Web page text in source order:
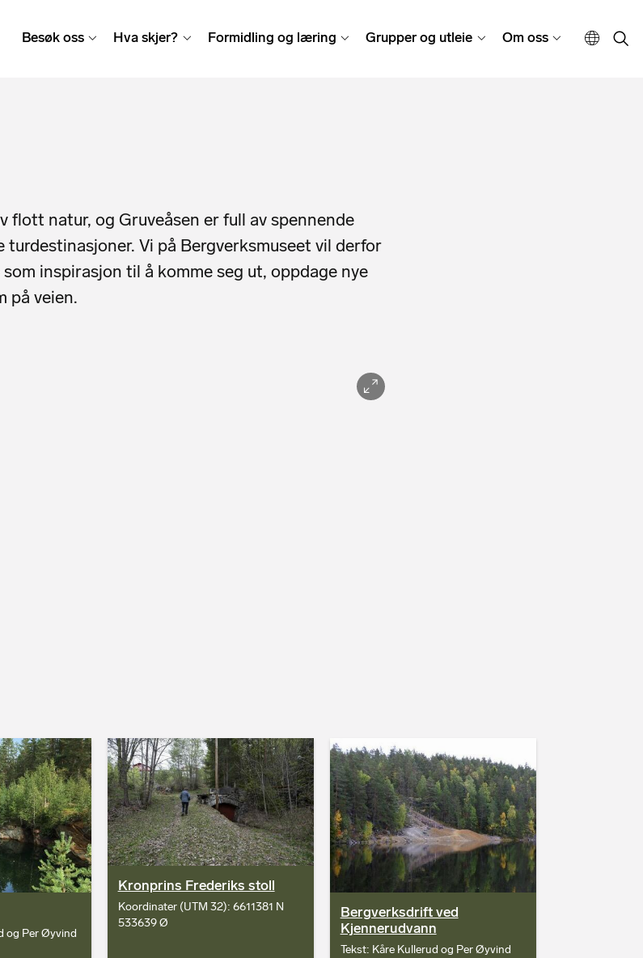
Besøk oss Hva skjer? Formidling og læring Grupper og utleie Om oss
flott natur, og Gruveåsen er full av spennende
Vi på Bergverksmuseet vil derfor
inspirasjon til å komme seg ut, oppdage nye
på veien.
og Per Øyvind
Kronprins Frederiks stoll
Koordinater (UTM 32): 6611381 N
533639 Ø
Bergverksdrift ved
Kjennerudvann
Tekst: Kåre Kullerud og Per Øyvind